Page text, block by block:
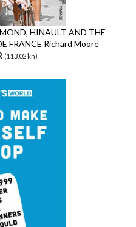
HINAULT AND THE
FRANCE Richard Moore
(113,02 kn)